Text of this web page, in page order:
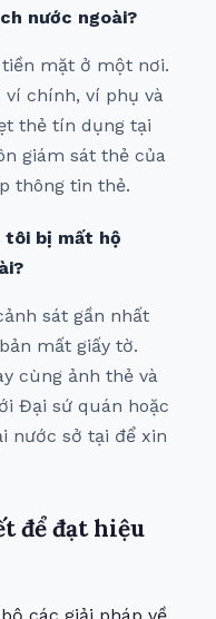
nước ngoài?
mặt ở một nơi.
ví chính, ví phụ và
thẻ tín dụng tại
giám sát thẻ của
thông tin thẻ.
tôi bị mất hộ
sát gần nhất
mất giấy tờ.
cùng ảnh thẻ và
Đại sứ quán hoặc
nước sở tại để xin
để đạt hiệu